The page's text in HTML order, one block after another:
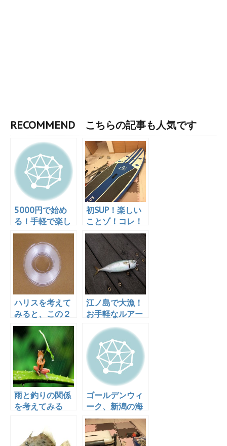
RECOMMEND こちらの記事も人気です
5000円で始め
る！手軽で楽し
いキス釣り入門
初SUP！楽しい
ことゾ！コレ！
ハリスを考えて
みると、この２
種類になった！
江ノ島で大漁！
お手軽なルアー
釣りで大満足！
雨と釣りの関係
を考えてみる
ゴールデンウィ
ーク、新潟の海
は魚影が濃い
ぞ！初心者さん
向け釣りガイド